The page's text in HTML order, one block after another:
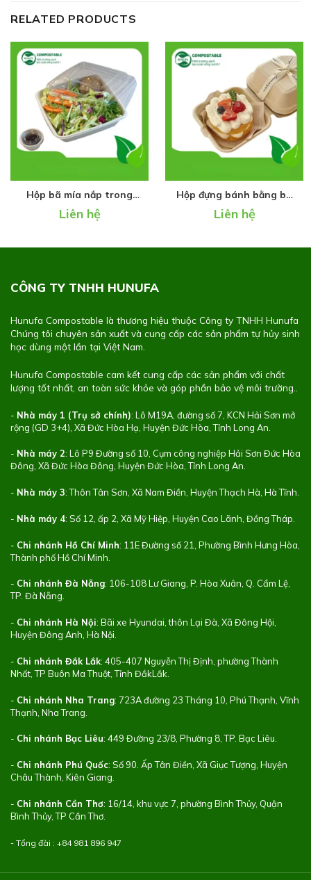
RELATED PRODUCTS
Hộp bã mía nắp trong
cao cấp
Liên hệ
Hộp đựng bánh bằng bã
mía cao cấp
Liên hệ
CÔNG TY TNHH HUNUFA
Hunufa Compostable là thương hiệu thuộc Công ty TNHH Hunufa
Chúng tôi chuyên sản xuất và cung cấp các sản phẩm tự hủy sinh
học dùng một lần tại Việt Nam.
Hunufa Compostable cam kết cung cấp các sản phẩm với chất
lượng tốt nhất, an toàn sức khỏe và góp phần bảo vệ môi trường..
- Nhà máy 1 (Trụ sở chính): Lô M19A, đường số 7, KCN Hải Sơn mở
rộng (GD 3+4), Xã Đức Hòa Hạ, Huyện Đức Hòa, Tỉnh Long An.
- Nhà máy 2: Lô P9 Đường số 10, Cụm công nghiệp Hải Sơn Đức Hòa
Đông, Xã Đức Hòa Đông, Huyện Đức Hòa, Tỉnh Long An.
- Nhà máy 3: Thôn Tân Sơn, Xã Nam Điền, Huyện Thạch Hà, Hà Tĩnh.
- Nhà máy 4: Số 12, ấp 2, Xã Mỹ Hiệp, Huyện Cao Lãnh, Đồng Tháp.
- Chi nhánh Hồ Chí Minh: 11E Đường số 21, Phường Bình Hưng Hòa,
Thành phố Hồ Chí Minh.
- Chi nhánh Đà Nẵng: 106-108 Lư Giang, P. Hòa Xuân, Q. Cẩm Lệ,
TP. Đà Nẵng.
- Chi nhánh Hà Nội: Bãi xe Hyundai, thôn Lại Đà, Xã Đông Hội,
Huyện Đông Anh, Hà Nội.
- Chi nhánh Đắk Lắk: 405-407 Nguyễn Thị Định, phường Thành
Nhất, TP Buôn Ma Thuột, Tỉnh ĐắkLắk.
- Chi nhánh Nha Trang: 723A đường 23 Tháng 10, Phú Thạnh, Vĩnh
Thạnh, Nha Trang.
- Chi nhánh Bạc Liêu: 449 Đường 23/8, Phường 8, TP. Bạc Liêu.
- Chi nhánh Phú Quốc: Số 90. Ấp Tân Điền, Xã Giục Tượng, Huyện
Châu Thành, Kiên Giang.
- Chi nhánh Cần Thơ: 16/14, khu vực 7, phường Bình Thủy, Quận
Bình Thủy, TP Cần Thơ.
- Tổng đài : +84 981 896 947